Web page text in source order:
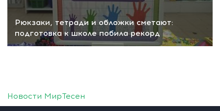
Рюкзаки, тетради и обложки сметают:
подготовка к школе побила рекорд
Новости МирТесен